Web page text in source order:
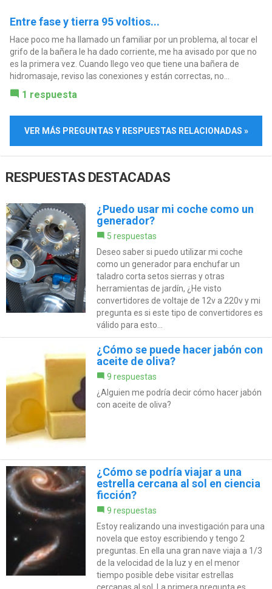
Entre fase y tierra 95 voltios...
Hace poco me ha llamado un familiar por un problema, al tocar el
grifo de la bañera le ha dado corriente, me ha avisado por que no
es la primera vez. Cuando llego veo que tiene una bañera de
hidromasaje, reviso las conexiones y están correctas, no...
1 respuesta
VER MÁS PREGUNTAS Y RESPUESTAS RELACIONADAS »
RESPUESTAS DESTACADAS
¿Puedo usar mi coche como un
generador?
5 respuestas
Deseo saber si puedo utilizar mi coche
como un generador para enchufar un
taladro corta setos sierras y otras
herramientas de jardín, ¿He visto
convertidores de voltaje de 12v a 220v y mi
pregunta es si este tipo de convertidores es
válido para esto...
¿Cómo se puede hacer jabón con
aceite de oliva?
9 respuestas
¿Alguien me podría decir cómo hacer jabón
con aceite de oliva?
¿Cómo se podría viajar a una
estrella cercana al sol en ciencia
ficción?
9 respuestas
Estoy realizando una investigación para una
novela que estoy escribiendo y tengo 2
preguntas. En ella una gran nave viaja a 1/3
de la velocidad de la luz y en el menor
tiempo posible debe visitar estrellas